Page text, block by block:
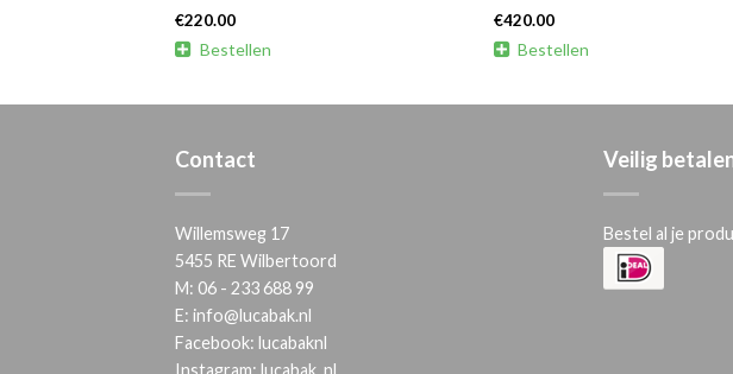
€220.00
 Bestellen
€420.00
 Bestellen
Contact
Willemsweg 17
5455 RE Wilbertoord
M: 06 - 233 688 99
E: info@lucabak.nl
Facebook: lucabaknl
Instagram: lucabak_nl
Veilig
Bestel al je